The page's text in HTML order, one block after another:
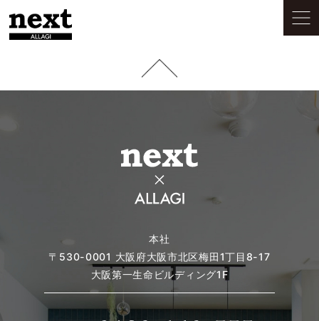
本社
〒530-0001 大阪府大阪市北区梅田1丁目8-17
大阪第一生命ビルディング1F